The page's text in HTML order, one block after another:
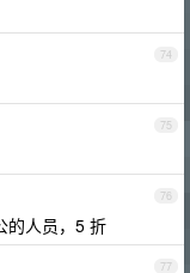
74
75
76
的人员，5 折
77